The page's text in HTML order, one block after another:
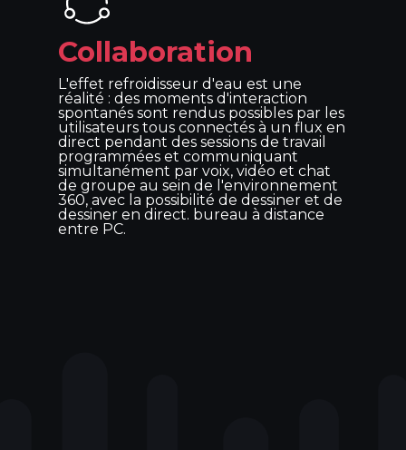
Collaboration
L'effet refroidisseur d'eau est une
réalité : des moments d'interaction
spontanés sont rendus possibles par les
utilisateurs tous connectés à un flux en
direct pendant des sessions de travail
programmées et communiquant
simultanément par voix, vidéo et chat
de groupe au sein de l'environnement
360, avec la possibilité de dessiner et de
dessiner en direct. bureau à distance
entre PC.